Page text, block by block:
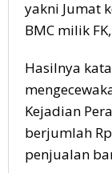
yakni Jumat
BMC milik
Hasilnya
Kejadian
berjumlah
penjualan